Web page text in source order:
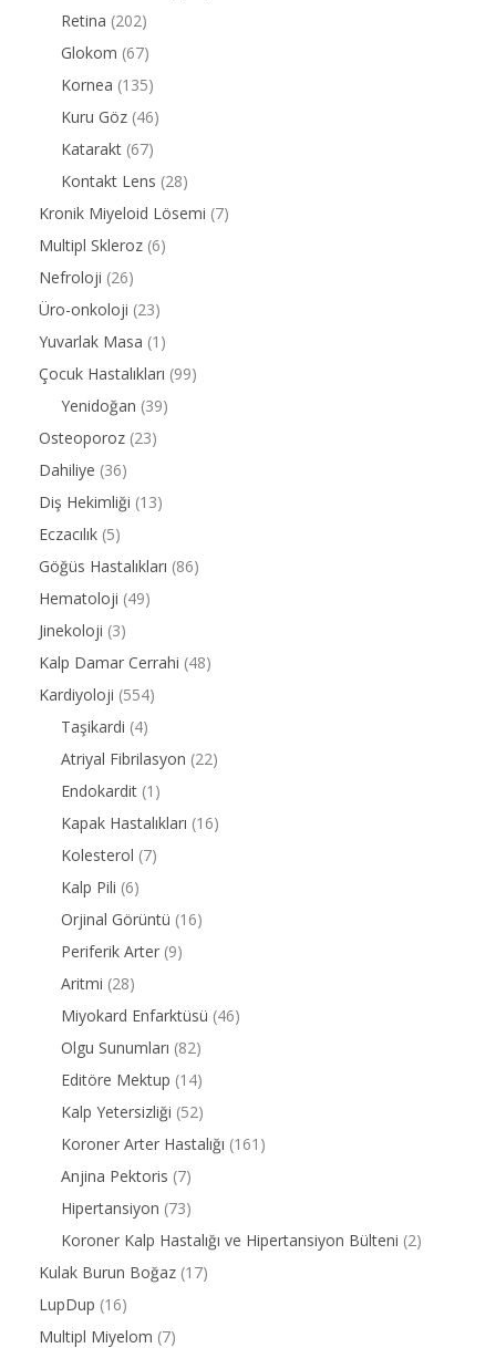
Retina (202)
Glokom (67)
Kornea (135)
Kuru Göz (46)
Katarakt (67)
Kontakt Lens (28)
Kronik Miyeloid Lösemi (7)
Multipl Skleroz (6)
Nefroloji (26)
Üro-onkoloji (23)
Yuvarlak Masa (1)
Çocuk Hastalıkları (99)
Yenidoğan (39)
Osteoporoz (23)
Dahiliye (36)
Diş Hekimliği (13)
Eczacılık (5)
Göğüs Hastalıkları (86)
Hematoloji (49)
Jinekoloji (3)
Kalp Damar Cerrahi (48)
Kardiyoloji (554)
Taşikardi (4)
Atriyal Fibrilasyon (22)
Endokardit (1)
Kapak Hastalıkları (16)
Kolesterol (7)
Kalp Pili (6)
Orjinal Görüntü (16)
Periferik Arter (9)
Aritmi (28)
Miyokard Enfarktüsü (46)
Olgu Sunumları (82)
Editöre Mektup (14)
Kalp Yetersizliği (52)
Koroner Arter Hastalığı (161)
Anjina Pektoris (7)
Hipertansiyon (73)
Koroner Kalp Hastalığı ve Hipertansiyon Bülteni (2)
Kulak Burun Boğaz (17)
LupDup (16)
Multipl Miyelom (7)